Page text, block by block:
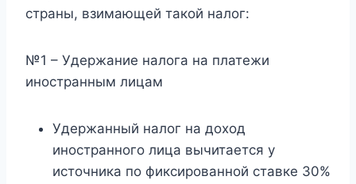
страны, взимающей такой налог:
№1 – Удержание налога на платежи
иностранным лицам
Удержанный налог на доход
иностранного лица вычитается у
источника по фиксированной ставке 30%